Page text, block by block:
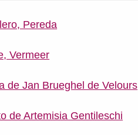
Pereda
Vermeer
de Jan Brueghel de Velours
de Artemisia Gentileschi